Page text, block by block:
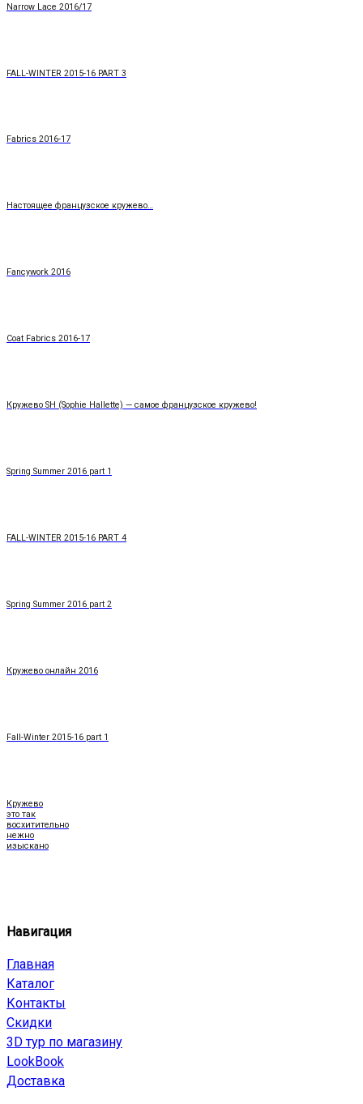
Narrow Lace 2016/17
FALL-WINTER 2015-16 PART 3
Fabrics 2016-17
Настоящее французское кружево…
Fancywork 2016
Coat Fabrics 2016-17
Кружево SH (Sophie Hallette) — самое французское кружево!
Spring Summer 2016 part 1
FALL-WINTER 2015-16 PART 4
Spring Summer 2016 part 2
Кружево онлайн 2016
Fall-Winter 2015-16 part 1
Kружево
это так
восхитительно
нежно
изыскано
Навигация
Главная
Каталог
Контакты
Скидки
3D тур по магазину
LookBook
Доставка